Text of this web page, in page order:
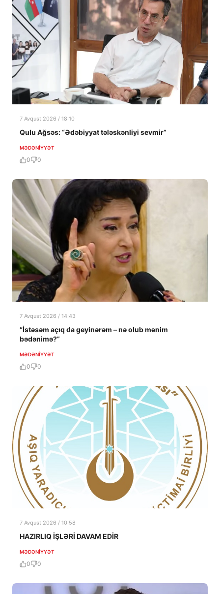
7 Avqust 2026 / 18:10
Qulu Ağsəs: “Ədəbiyyat tələskənliyi sevmir”
MƏDƏNIYYƏT
0 0
7 Avqust 2026 / 14:43
“İstəsəm açıq da geyinərəm – nə olub mənim
bədənimə?”
MƏDƏNIYYƏT
0 0
7 Avqust 2026 / 10:58
HAZIRLIQ İŞLƏRİ DAVAM EDİR
MƏDƏNIYYƏT
0 0